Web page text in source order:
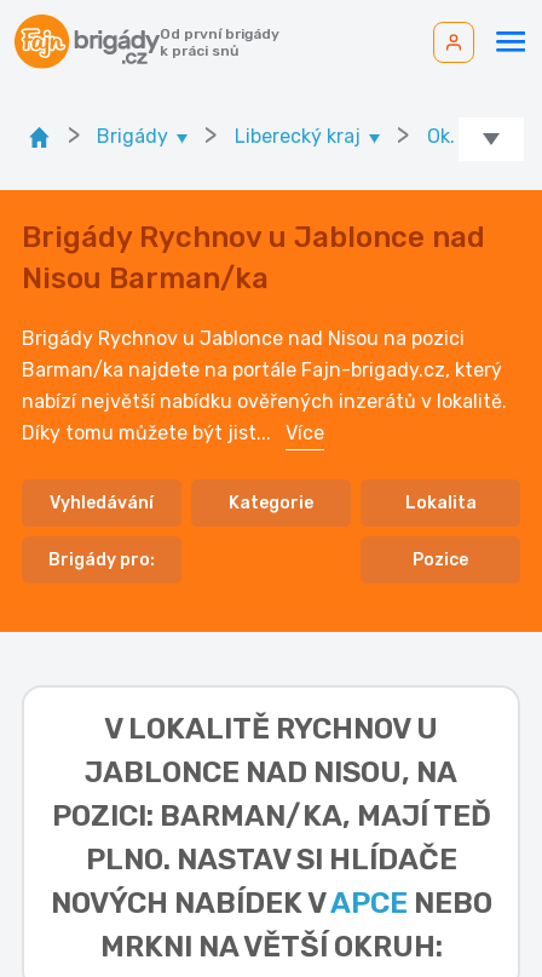
Od první brigády
k práci snů
> Brigády > Liberecký kraj > Ok.
Brigády Rychnov u Jablonce nad
Nisou Barman/ka
Brigády Rychnov u Jablonce nad Nisou na pozici
Barman/ka najdete na portále Fajn-brigady.cz, který
nabízí největší nabídku ověřených inzerátů v lokalitě.
Díky tomu můžete být jist... Více
Vyhledávání Kategorie Lokalita
Brigády pro: Pozice
V LOKALITĚ RYCHNOV U
JABLONCE NAD NISOU, NA
POZICI: BARMAN/KA, MAJÍ TEĎ
PLNO. NASTAV SI HLÍDAČE
NOVÝCH NABÍDEK VAPCE NEBO
MRKNI NA VĚTŠÍ OKRUH: